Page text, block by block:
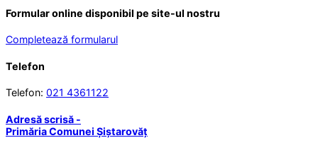
Formular online disponibil pe site-ul nostru
Completează formularul
Telefon
Telefon: 021 4361122
Adresă scrisă -
Primăria Comunei Șiștarovăț